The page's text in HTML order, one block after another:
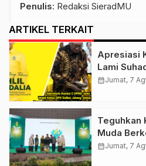
Penulis: Redaksi SieradMU
ARTIKEL TERKAIT
Apresiasi
Lami
Golkar
calendar_monthJumat, 7
Teguhkan
Muda
Nashir
calendar_monthJumat, 7